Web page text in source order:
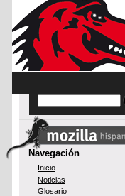
Skip to main content
Navegación
Inicio
Noticias
Glosario